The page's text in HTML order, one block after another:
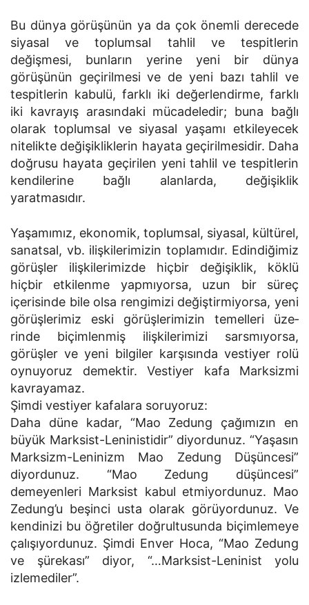
Bu dünya görüşünün ya da çok önemli derecede
siyasal ve toplumsal tahlil ve tespitlerin
değişmesi, bunların yerine yeni bir dünya
görüşünün geçirilmesi ve de yeni bazı tahlil ve
tespitlerin kabulü, farklı iki değerlendirme, farklı
iki kavrayış arasındaki mücadeledir; buna bağlı
olarak toplum­sal ve siyasal yaşamı etkileyecek
nitelikte değişikliklerin hayata geçirilmesidir. Daha
doğrusu hayata geçirilen yeni tahlil ve tespitlerin
kendilerine bağlı alanlarda, değişiklik
yaratmasıdır.
Yaşamımız, ekonomik, toplumsal, siyasal, kültürel,
sanatsal, vb. ilişkilerimizin toplamıdır. Edindiğimiz
görüşler ilişkilerimizde hiçbir değişiklik, köklü
hiçbir etkilenme yapmıyorsa, uzun bir süreç
içerisinde bile olsa rengimizi değiştirmiyorsa, yeni
görüşlerimiz eski görüşlerimizin temelleri üze­
rinde biçimlenmiş ilişkilerimizi sarsmıyorsa,
görüşler ve yeni bilgiler karşısında vestiyer rolü
oynuyoruz demektir. Vestiyer kafa Marksizmi
kavra­yamaz.
Şimdi vestiyer kafalara soruyoruz:
Daha düne kadar, “Mao Zedung çağımızın en
büyük Marksist-Leninistidir” diyordunuz. “Yaşasın
Marksizm-Leninizm Mao Zedung Düşüncesi”
diyordunuz. “Mao Zedung düşüncesi”
demeyenleri Marksist kabul etmiyordunuz. Mao
Zedung’u beşinci usta olarak görüyordunuz. Ve
kendinizi bu öğretiler doğrultusunda biçimlemeye
çalışıyordunuz. Şimdi Enver Hoca, “Mao Zedung
ve şürekası” diyor, “…Marksist-Leninist yolu
izlemedi­ler”.